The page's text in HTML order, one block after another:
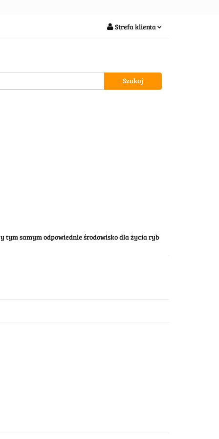
Strefa klienta
Dodaj zgłoszenie
tym samym odpowiednie środowisko dla życia ryb